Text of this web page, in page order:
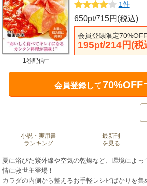
1件
650pt/715円(税込)
会員登録限定
195pt/214円(税
1巻配信中
会員登録して70%OFF
小説・実用書
ランキング
最新刊
を見る
夏に浴びた紫外線や空気の乾燥など、環境によっ
情に救世主登場！
カラダの内側から整えるお手軽レシピばかりを集